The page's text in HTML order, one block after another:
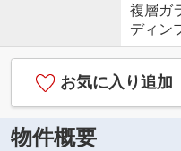
複層ガ
ディン
お気に入り追加
物件概要